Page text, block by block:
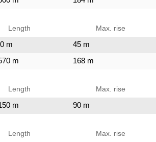
Length Max. rise
m 45 m
m 168 m
Length Max. rise
m 90 m
Length Max. rise